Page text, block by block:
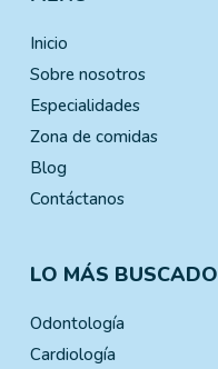
Inicio
Sobre nosotros
Especialidades
Zona de comidas
Blog
Contáctanos
LO MÁS BUSCADO
Odontología
Cardiología